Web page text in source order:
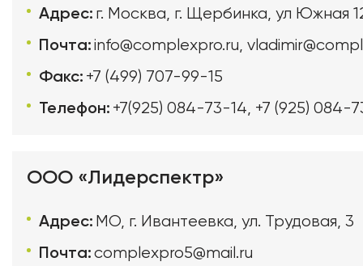
Адрес: г. Москва, г. Щербинка, ул Южная
Почта:info@complexpro.ru,
Факс: +7 (499) 707-99-15
Телефон: +7(925) 084-73-14, +7 (925) 084-
ООО «Лидерспектр»
Адрес: МО, г. Ивантеевка, ул. Трудовая, 3
Почта:complexpro5@mail.ru